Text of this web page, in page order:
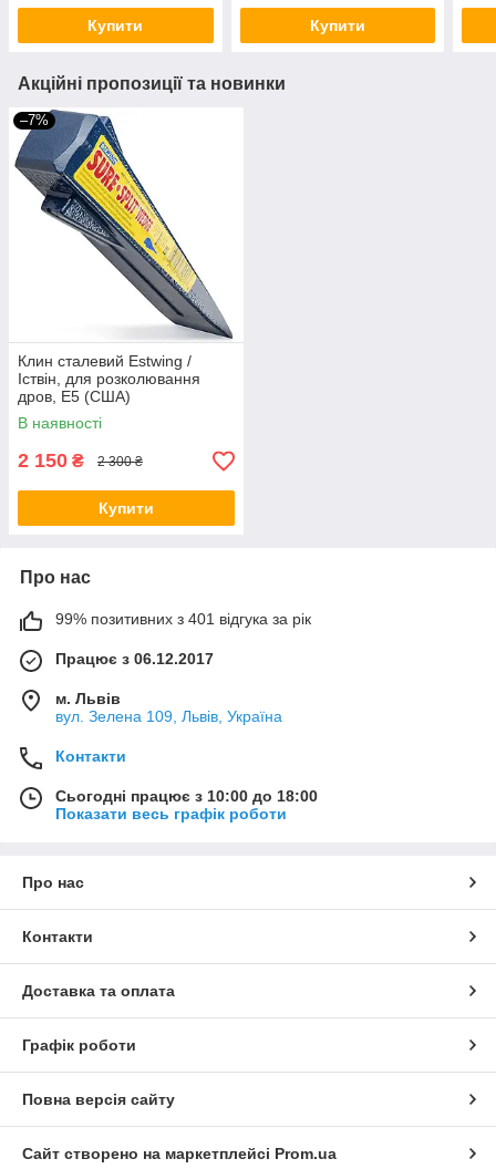
Купити Купити
Акційні пропозиції та новинки
–7%
Клин сталевий Estwing /
Іствін, для розколювання
дров, E5 (США)
В наявності
2 150 ₴ 2 300 ₴
Купити
Про нас
99% позитивних з 401 відгука за рік
Працює з 06.12.2017
м. Львів
вул. Зелена 109, Львів, Україна
Контакти
Сьогодні працює з 10:00 до 18:00
Показати весь графік роботи
Про нас
Контакти
Доставка та оплата
Графік роботи
Повна версія сайту
Сайт створено на маркетплейсі Prom.ua